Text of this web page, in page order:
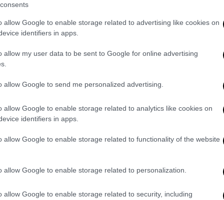
allow Google to enable storage related to advertising like cookies on
identifiers in apps.
allow my user data to be sent to Google for online advertising
allow Google to send me personalized advertising.
allow Google to enable storage related to analytics like cookies on
identifiers in apps.
allow Google to enable storage related to functionality of the website
allow Google to enable storage related to personalization.
allow Google to enable storage related to security, including
στο σπίτι μου γιατί έφυγα, αλλά εκεί
θα μπορούσαν να με βρουν κιόλας αν
κουκουνάρια που έπεφταν από το δέντρο
και ήταν σαν αναμμένα κάρβουνα, αλλά